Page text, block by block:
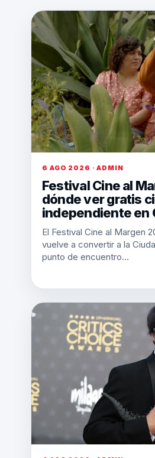
6 AGO 2026 · ADMIN
Festival Cine al
dónde ver gratis
independiente en
El Festival Cine al Margen
vuelve a convertir a la
punto de encuentro…